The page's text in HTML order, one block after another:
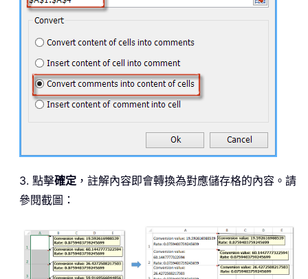
3. 點擊確定 ，註解內容即會轉換為對應儲存格的內容。請
參閱截圖：